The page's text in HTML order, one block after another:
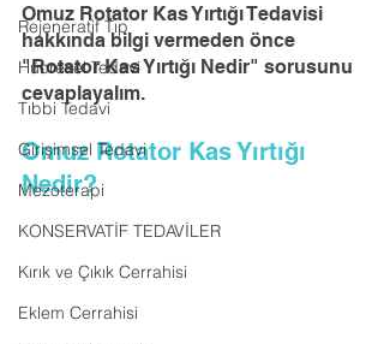
Rejeneratif Tıp
Hücresel Tedavi
Tıbbi Tedavi
Girişimsel Tedavi
Mezoterapi
KONSERVATİF TEDAVİLER
Kırık ve Çıkık Cerrahisi
Eklem Cerrahisi
Omuz Rotator Kas Yırtığı Tedavisi
hakkında bilgi vermeden önce
"Rotator Kas Yırtığı Nedir" sorusunu
cevaplayalım.
Omuz Rotator Kas Yırtığı
Nedir?